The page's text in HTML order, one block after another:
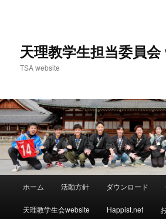
天理教学生担当委員
TSA website
メ
イ
ホーム 活動方針 ダウンロード
天理教学生会website Happist.net